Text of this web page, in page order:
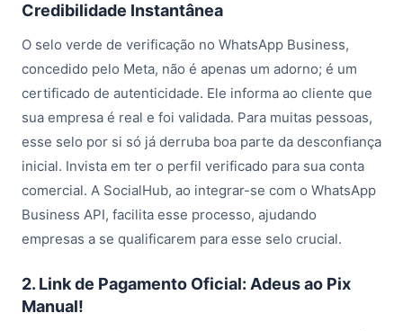
Credibilidade Instantânea
O selo verde de verificação no WhatsApp Business,
concedido pelo Meta, não é apenas um adorno; é um
certificado de autenticidade. Ele informa ao cliente que
sua empresa é real e foi validada. Para muitas pessoas,
esse selo por si só já derruba boa parte da desconfiança
inicial. Invista em ter o perfil verificado para sua conta
comercial. A SocialHub, ao integrar-se com o WhatsApp
Business API, facilita esse processo, ajudando
empresas a se qualificarem para esse selo crucial.
2. Link de Pagamento Oficial: Adeus ao Pix
Manual!